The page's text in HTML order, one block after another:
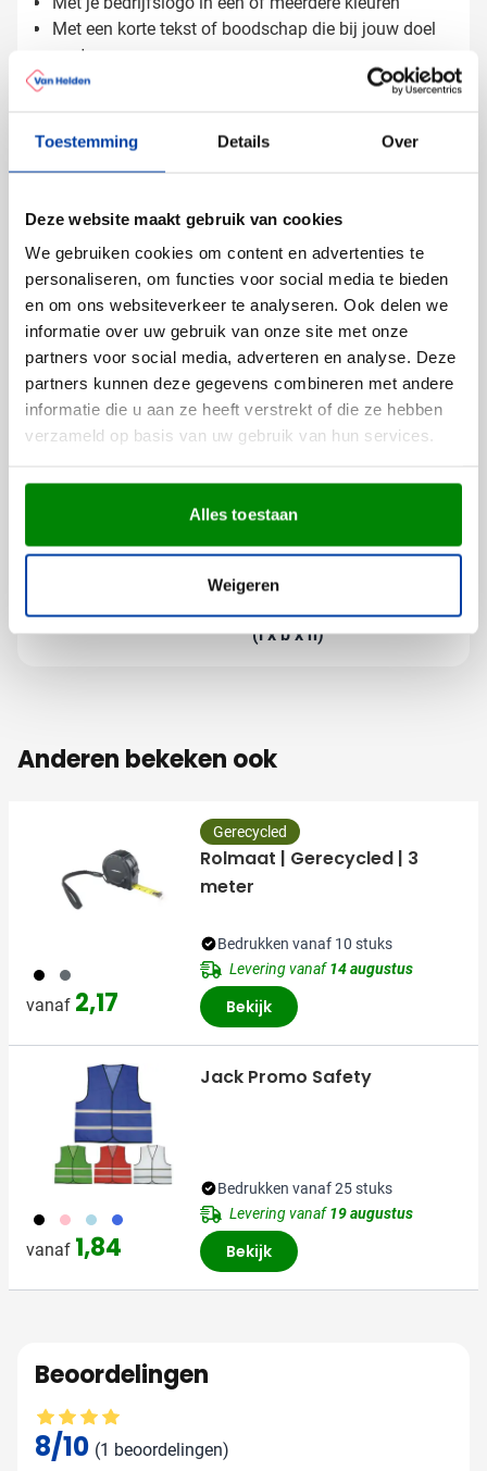
Toestemming Details Over
Deze website maakt gebruik van cookies
We gebruiken cookies om content en advertenties te
personaliseren, om functies voor social media te bieden
en om ons websiteverkeer te analyseren. Ook delen we
informatie over uw gebruik van onze site met onze
partners voor social media, adverteren en analyse. Deze
partners kunnen deze gegevens combineren met andere
informatie die u aan ze heeft verstrekt of die ze hebben
verzameld op basis van uw gebruik van hun services.
Alles toestaan
Weigeren
Met een korte tekst of boodschap die bij jouw doel
past
Afgestemd op de uitstraling die bij jouw bedrijf past
De gladde behuizing biedt een net vlak waarop jouw
Gratis digitaal voorbeeld van je
bedrukte persoonlijk alarm
Benieuwd hoe jouw logo op dit alarm staat? Vraag een
gratis digitaal voorbeeld aan en bekijk het resultaat.
Wil je dit item inzetten voor een veiligheidscampagne?
Neem gerust contact met ons op, we denken graag
met je mee.
Lees meer
27 gram
Merk
IMPRESSION
ABS
(l x b x h)
Anderen bekeken ook
001 003
vanaf 2,17
Gerecycled
Rolmaat | Gerecycled | 3
meter
Bedrukken vanaf 10 stuks
Levering vanaf14 augustus
Bekijk
001 017 018 948
vanaf 1,84
Jack Promo Safety
Bedrukken vanaf 25 stuks
Levering vanaf19 augustus
Bekijk
Beoordelingen
Gemiddelde beoordeling: 8 van 10
8/10 (1 beoordelingen)